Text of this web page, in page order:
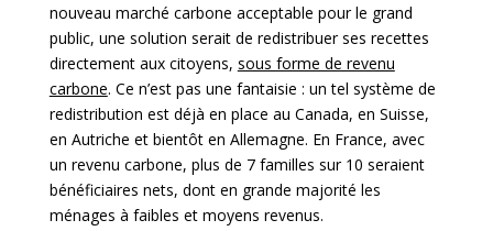
nouveau marché carbone acceptable pour le grand
public, une solution serait de redistribuer ses recettes
directement aux citoyens, sous forme de revenu
carbone. Ce n’est pas une fantaisie : un tel système de
redistribution est déjà en place au Canada, en Suisse,
en Autriche et bientôt en Allemagne. En France, avec
un revenu carbone, plus de 7 familles sur 10 seraient
bénéficiaires nets, dont en grande majorité les
ménages à faibles et moyens revenus.